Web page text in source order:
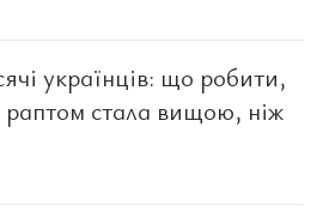
українців: що робити,
раптом стала вищою, ніж